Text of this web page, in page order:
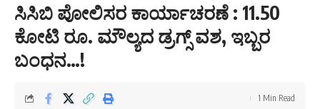
ಸಿಸಿಬಿ ಪೋಲಿಸರ ಕಾರ್ಯಾಚರಣೆ : 11.50
ಕೋಟಿ ರೂ. ಮೌಲ್ಯದ ಡ್ರಗ್ಸ್ ವಶ, ಇಬ್ಬರ
ಬಂಧನ…!
1 Min Read